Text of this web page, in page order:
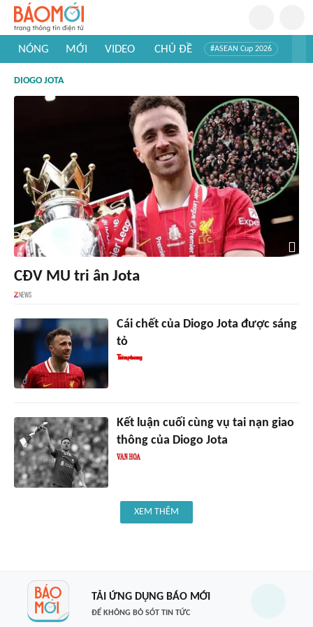
NÓNG MỚI VIDEO CHỦ ĐỀ #ASEAN Cup 2026
#Khám phá thế giới
DIOGO JOTA
CĐV MU tri ân Jota
Cái chết của Diogo Jota được sáng
tỏ
Kết luận cuối cùng vụ tai nạn giao
thông của Diogo Jota
XEM THÊM
TẢI ỨNG DỤNG BÁO MỚI
ĐỂ KHÔNG BỎ SÓT TIN TỨC